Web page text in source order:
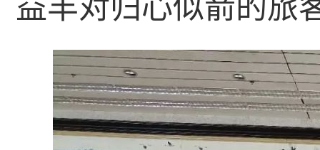
益丰对归心似箭的旅